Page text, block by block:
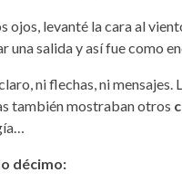
ojos, levanté la cara al
una salida y así fue como
ni flechas, ni mensajes.
también mostraban otros
décimo: